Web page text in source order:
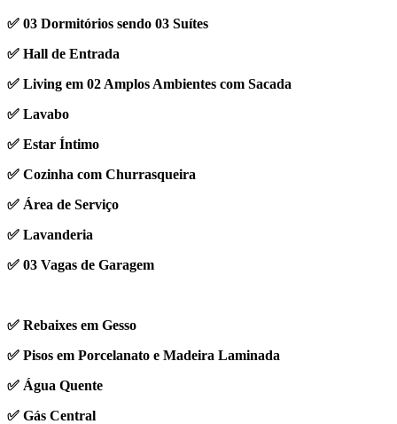
✅ 03 Dormitórios sendo 03 Suítes
✅ Hall de Entrada
✅ Living em 02 Amplos Ambientes com Sacada
✅ Lavabo
✅ Estar Íntimo
✅ Cozinha com Churrasqueira
✅ Área de Serviço
✅ Lavanderia
✅ 03 Vagas de Garagem
✅ Rebaixes em Gesso
✅ Pisos em Porcelanato e Madeira Laminada
✅ Água Quente
✅ Gás Central